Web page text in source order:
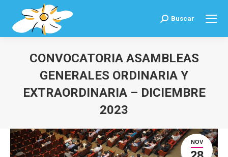
Buscar:
Buscar
CONVOCATORIA ASAMBLEAS
GENERALES ORDINARIA Y
EXTRAORDINARIA – DICIEMBRE
2023
NOV